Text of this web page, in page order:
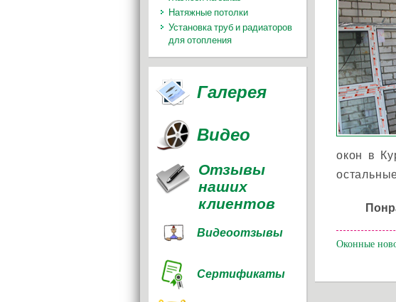
окон в
Оконные
Натяжные потолки
Установка труб и радиаторов
для отопления
Галерея
Видео
Отзывы
наших
клиентов
Видеоотзывы
Сертификаты